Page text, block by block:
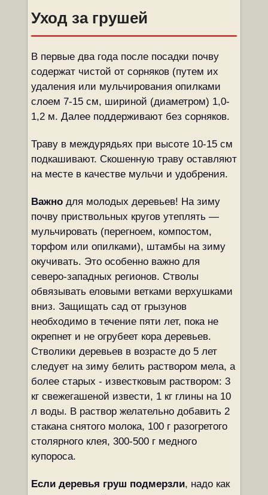
Уход за грушей
В первые два года после посадки почву
содержат чистой от сорняков (путем их
удаления или мульчирования опилками
слоем 7-15 см, шириной (диаметром) 1,0-
1,2 м. Далее поддерживают без сорняков.
Траву в междурядьях при высоте 10-15 см
подкашивают. Скошенную траву оставляют
на месте в качестве мульчи и удобрения.
Важнодля молодых деревьев! На зиму
почву приствольных кругов утеплять —
мульчировать (перегноем, компостом,
торфом или опилками), штамбы на зиму
окучивать. Это особенно важно для
северо-западных регионов. Стволы
обвязывать еловыми ветками верхушками
вниз. Защищать сад от грызунов
необходимо в течение пяти лет, пока не
окрепнет и не огрубеет кора деревьев.
Стволики деревьев в возрасте до 5 лет
следует на зиму белить раствором мела, а
более старых - известковым раствором: 3
кг свежегашеной извести, 1 кг глины на 10
л воды. В раствор желательно добавить 2
стакана снятого молока, 100 г разогретого
столярного клея, 300-500 г медного
купороса.
Если деревья груш подмерзли, надо как